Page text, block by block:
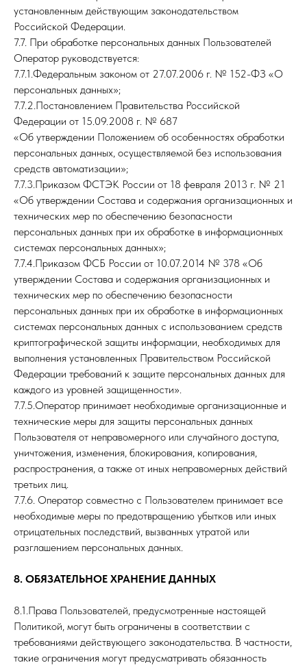
установленным действующим законодательством
Российской Федерации.
7.7. При обработке персональных данных Пользователей
Оператор руководствуется:
7.7.1.Федеральным законом от 27.07.2006 г. № 152-ФЗ «О
персональных данных»;
7.7.2.Постановлением Правительства Российской
Федерации от 15.09.2008 г. № 687
«Об утверждении Положением об особенностях обработки
персональных данных, осуществляемой без использования
средств автоматизации»;
7.7.3.Приказом ФСТЭК России от 18 февраля 2013 г. № 21
«Об утверждении Состава и содержания организационных и
технических мер по обеспечению безопасности
персональных данных при их обработке в информационных
системах персональных данных»;
7.7.4.Приказом ФСБ России от 10.07.2014 № 378 «Об
утверждении Состава и содержания организационных и
технических мер по обеспечению безопасности
персональных данных при их обработке в информационных
системах персональных данных с использованием средств
криптографической защиты информации, необходимых для
выполнения установленных Правительством Российской
Федерации требований к защите персональных данных для
каждого из уровней защищенности».
7.7.5.Оператор принимает необходимые организационные и
технические меры для защиты персональных данных
Пользователя от неправомерного или случайного доступа,
уничтожения, изменения, блокирования, копирования,
распространения, а также от иных неправомерных действий
третьих лиц.
7.7.6. Оператор совместно с Пользователем принимает все
необходимые меры по предотвращению убытков или иных
отрицательных последствий, вызванных утратой или
разглашением персональных данных.
8. ОБЯЗАТЕЛЬНОЕ ХРАНЕНИЕ ДАННЫХ
8.1.Права Пользователей, предусмотренные настоящей
Политикой, могут быть ограничены в соответствии с
требованиями действующего законодательства. В частности,
такие ограничения могут предусматривать обязанность